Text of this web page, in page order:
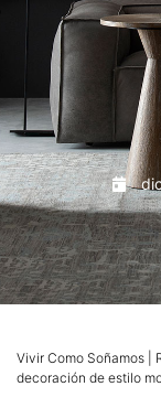
Columnas
Productos
Guías
Vivir Como Soñamos |
decoración de estilo